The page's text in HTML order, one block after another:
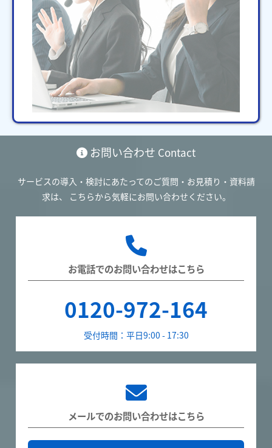
お問い合わせ Contact
サービスの導入・検討にあたってのご質問・お見積り・資料請
求は、
こちらから気軽にお問い合わせください。
お電話でのお問い合わせはこちら
0120-972-164
受付時間：平日9:00 - 17:30
メールでのお問い合わせはこちら